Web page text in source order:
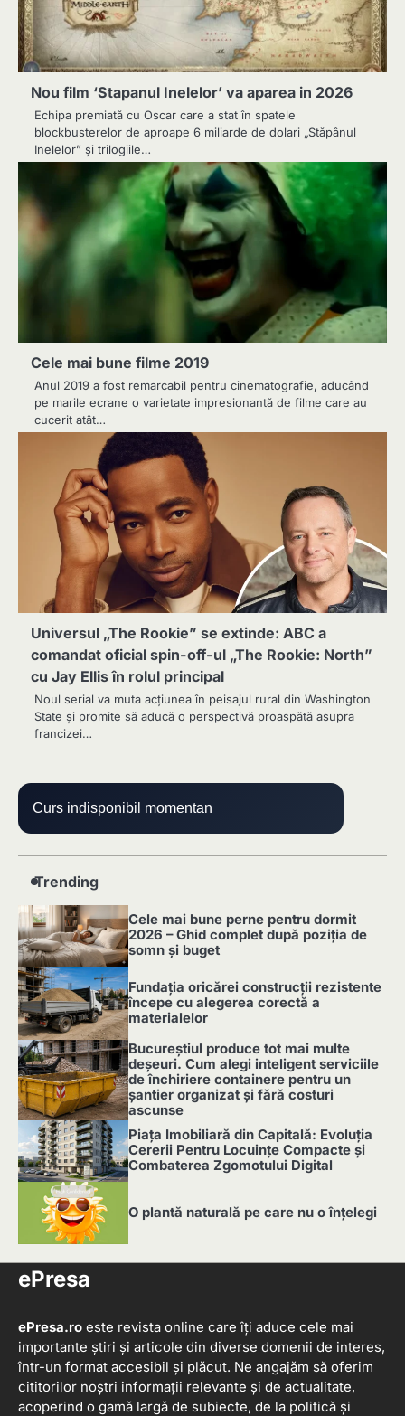
Nou film ‘Stapanul Inelelor’ va aparea in 2026
Echipa premiată cu Oscar care a stat în spatele
blockbusterelor de aproape 6 miliarde de dolari „Stăpânul
Inelelor” și trilogiile…
Cele mai bune filme 2019
Anul 2019 a fost remarcabil pentru cinematografie, aducând
pe marile ecrane o varietate impresionantă de filme care au
cucerit atât…
Universul „The Rookie” se extinde: ABC a
comandat oficial spin-off-ul „The Rookie: North”
cu Jay Ellis în rolul principal
Noul serial va muta acțiunea în peisajul rural din Washington
State și promite să aducă o perspectivă proaspătă asupra
francizei…
Curs indisponibil momentan
Trending
1
Cele mai bune perne pentru dormit
2026 – Ghid complet după poziția de
somn și buget
2
Fundația oricărei construcții rezistente
începe cu alegerea corectă a
materialelor
3
Bucureștiul produce tot mai multe
deșeuri. Cum alegi inteligent serviciile
de închiriere containere pentru un
șantier organizat și fără costuri
ascunse
4
Piața Imobiliară din Capitală: Evoluția
Cererii Pentru Locuințe Compacte și
Combaterea Zgomotului Digital
5
O plantă naturală pe care nu o înțelegi
ePresa
ePresa.ro este revista online care îți aduce cele mai
importante știri și articole din diverse domenii de interes,
într-un format accesibil și plăcut. Ne angajăm să oferim
cititorilor noștri informații relevante și de actualitate,
acoperind o gamă largă de subiecte, de la politică și